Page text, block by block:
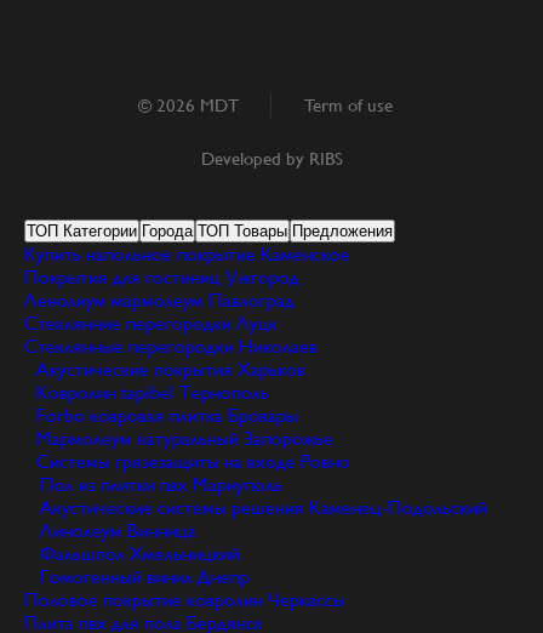
© 2026 MDT Term of use
Developed by RIBS
ТОП Категории Города ТОП Товары Предложения
Купить напольное покрытие Каменское
Покрытия для гостиниц Ужгород
Ленолиум мармолеум Павлоград
Стеклянние перегородки Луцк
Стеклянные перегородки Николаев
Акустические покрытия Харьков
Ковролин tapibel Тернополь
Forbo ковровая плитка Бровары
Мармолеум натуральный Запорожье
Системы грязезащиты на входе Ровно
Пол из плитки пвх Мариуполь
Акустические системы решения Каменец-Подольский
Линолеум Винница
Фальшпол Хмельницкий
Гомогенный винил Днепр
Половое покрытие ковролин Черкассы
Плита пвх для пола Бердянск